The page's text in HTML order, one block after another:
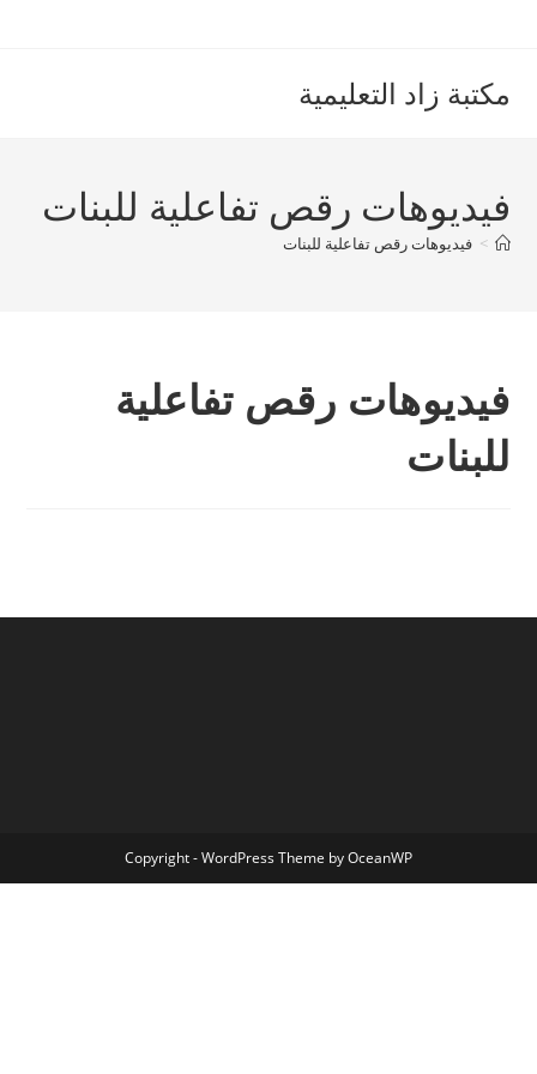
مكتبة زاد التعليمية
فيديوهات رقص تفاعلية للبنات
> فيديوهات رقص تفاعلية للبنات
فيديوهات رقص تفاعلية
للبنات
Copyright - WordPress Theme by OceanWP